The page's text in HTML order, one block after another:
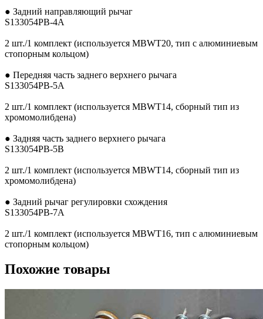
● Задний направляющий рычаг
S133054PB-4A
2 шт./1 комплект (используется MBWT20, тип с алюминиевым
стопорным кольцом)
● Передняя часть заднего верхнего рычага
S133054PB-5A
2 шт./1 комплект (используется MBWT14, сборный тип из
хромомолибдена)
● Задняя часть заднего верхнего рычага
S133054PB-5B
2 шт./1 комплект (используется MBWT14, сборный тип из
хромомолибдена)
● Задний рычаг регулировки схождения
S133054PB-7A
2 шт./1 комплект (используется MBWT16, тип с алюминиевым
стопорным кольцом)
Похожие товары